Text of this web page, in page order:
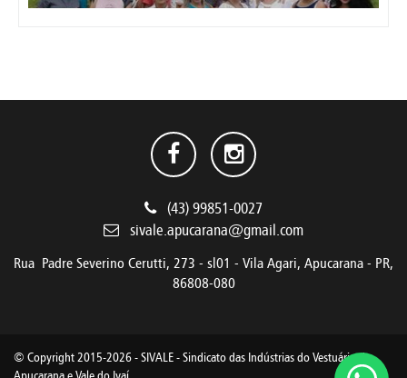
(43) 99851-0027
sivale.apucarana@gmail.com
Rua Padre Severino Cerutti, 273 - sl01 - Vila Agari, Apucarana - PR,
86808-080
© Copyright 2015-2026 - SIVALE - Sindicato das Indústrias do Vestuário de